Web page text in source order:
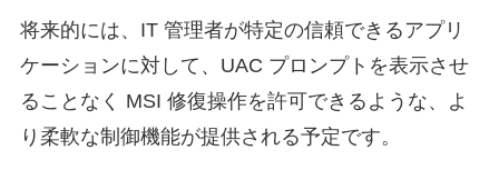
将来的には、IT 管理者が特定の信頼できるアプリ
ケーションに対して、UAC プロンプトを表示させ
ることなく MSI 修復操作を許可できるような、よ
り柔軟な制御機能が提供される予定です。